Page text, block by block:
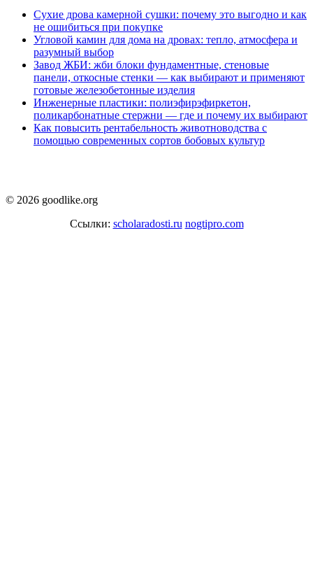
Сухие дрова камерной сушки: почему это выгодно и как
не ошибиться при покупке
Угловой камин для дома на дровах: тепло, атмосфера и
разумный выбор
Завод ЖБИ: жби блоки фундаментные, стеновые
панели, откосные стенки — как выбирают и применяют
готовые железобетонные изделия
Инженерные пластики: полиэфирэфиркетон,
поликарбонатные стержни — где и почему их выбирают
Как повысить рентабельность животноводства с
помощью современных сортов бобовых культур
© 2026 goodlike.org
Ссылки: scholaradosti.ru nogtipro.com